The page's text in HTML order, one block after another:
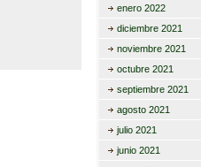
enero 2022
diciembre 2021
noviembre 2021
octubre 2021
septiembre 2021
agosto 2021
julio 2021
junio 2021